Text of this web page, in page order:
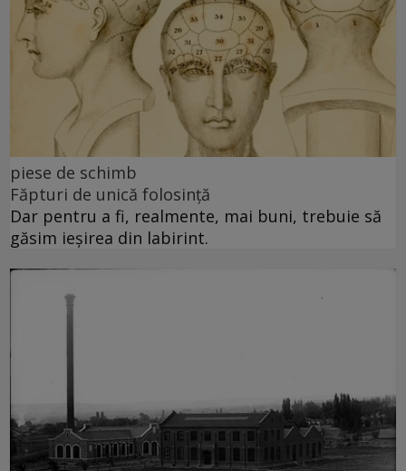
piese de schimb
Făpturi de unică folosință
Dar pentru a fi, realmente, mai buni, trebuie să
găsim ieșirea din labirint.